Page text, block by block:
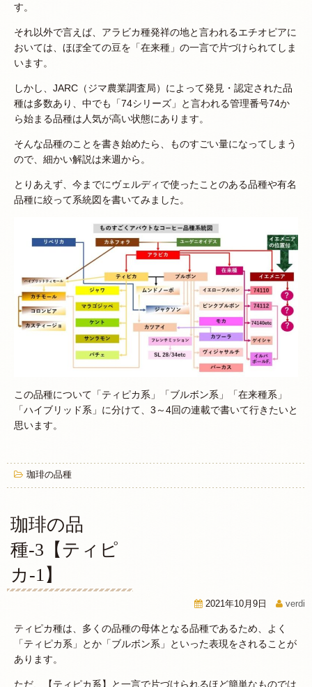
す。
それ以外で言えば、アラビカ種発祥の地と言われるエチオピアに
おいては、ほぼ全ての豆を「在来種」の一言で片づけられてしま
います。
しかし、JARC（ジマ農業調査局）によって発見・認定された品
種は多数あり、中でも「74シリーズ」と言われる管理番号74か
ら始まる品種は人気が高い状態にあります。
そんな品種のことを書き始めたら、ものすごい量になってしまう
ので、細かい解説は来週から。
とりあえず、今までにヴェルディで使ったことのある品種や有名
品種に絞って系統図を書いてみました。
この品種について「ティピカ系」「ブルボン系」「在来種系」
「ハイブリッド系」に分けて、3～4回の連載で書いて行きたいと
思います。
珈琲の品種
珈琲の品
種-3【ティピ
カ-1】
2021年10月9日 verdi
ティピカ種は、多くの品種の母体となる品種であるため、よく
「ティピカ系」とか「ブルボン系」といった表現をされることが
あります。
ただ、【ティピカ系】と一言で片づけられるほど簡単なものでは